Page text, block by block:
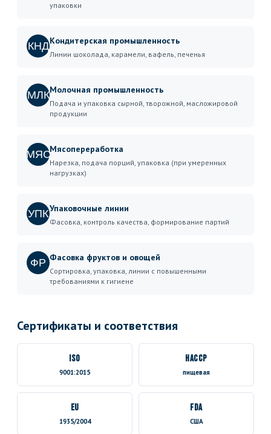
упаковки
КНДКондитерская промышленность
Линии шоколада, карамели, вафель, печенья
МЛКМолочная промышленность
Подача и упаковка сырной, творожной, масложировой
продукции
МЯСМясопереработка
Нарезка, подача порций, упаковка (при умеренных
нагрузках)
УПКУпаковочные линии
Фасовка, контроль качества, формирование партий
ФР Фасовка фруктов и овощей
Сортировка, упаковка, линии с повышенными
требованиями к гигиене
Сертификаты и соответствия
ISO
9001:2015
HACCP
пищевая
EU
1935/2004
FDA
США